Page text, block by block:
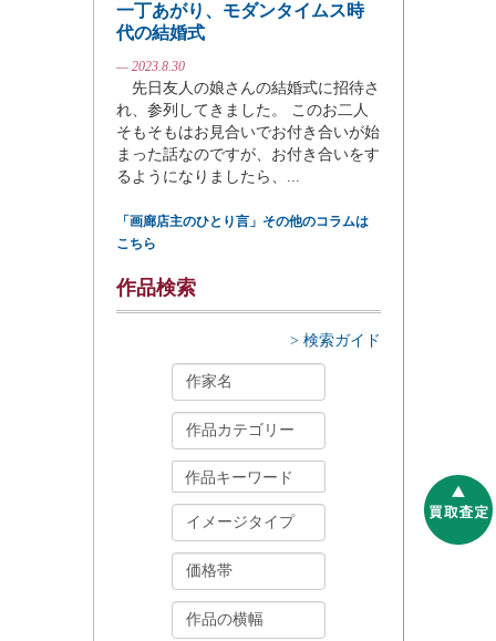
一丁あがり、モダンタイムス時
代の結婚式
— 2023.8.30
先日友人の娘さんの結婚式に招待さ
れ、参列してきました。 このお二人
そもそもはお見合いでお付き合いが始
まった話なのですが、お付き合いをす
るようになりましたら、...
「画廊店主のひとり言」その他のコラムは
こちら
作品検索
> 検索ガイド